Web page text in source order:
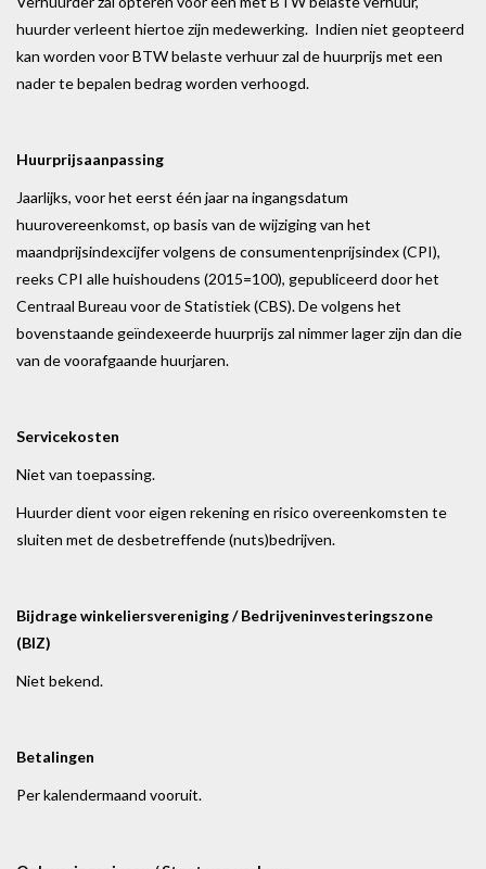
huurder verleent hiertoe zijn medewerking. Indien niet geopteerd
kan worden voor BTW belaste verhuur zal de huurprijs met een
nader te bepalen bedrag worden verhoogd.
Huurprijsaanpassing
Jaarlijks, voor het eerst één jaar na ingangsdatum
huurovereenkomst, op basis van de wijziging van het
maandprijsindexcijfer volgens de consumentenprijsindex (CPI),
reeks CPI alle huishoudens (2015=100), gepubliceerd door het
Centraal Bureau voor de Statistiek (CBS). De volgens het
bovenstaande geïndexeerde huurprijs zal nimmer lager zijn dan die
van de voorafgaande huurjaren.
Servicekosten
Niet van toepassing.
Huurder dient voor eigen rekening en risico overeenkomsten te
sluiten met de desbetreffende (nuts)bedrijven.
Bijdrage winkeliersvereniging / Bedrijveninvesteringszone
(BIZ)
Niet bekend.
Betalingen
Per kalendermaand vooruit.